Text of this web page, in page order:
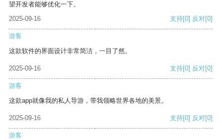
望开发者能够优化一下。
2025-09-16
支持[0] 反对[0]
游客
这款软件的界面设计非常简洁，一目了然。
2025-09-16 支持[0] 反对[0]
游客
这款app就像我的私人导游，带我领略世界各地的美景。
2025-09-16 支持[0] 反对[0]
游客